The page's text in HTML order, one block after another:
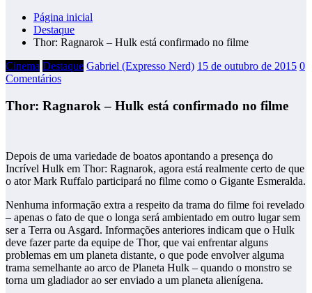
Página inicial
Destaque
Thor: Ragnarok – Hulk está confirmado no filme
Cinema Destaque Gabriel (Expresso Nerd) 15 de outubro de 2015 0
Comentários
Thor: Ragnarok – Hulk está confirmado no filme
Depois de uma variedade de boatos apontando a presença do
Incrível Hulk em Thor: Ragnarok, agora está realmente certo de que
o ator Mark Ruffalo participará no filme como o Gigante Esmeralda.
Nenhuma informação extra a respeito da trama do filme foi revelado
– apenas o fato de que o longa será ambientado em outro lugar sem
ser a Terra ou Asgard. Informações anteriores indicam que o Hulk
deve fazer parte da equipe de Thor, que vai enfrentar alguns
problemas em um planeta distante, o que pode envolver alguma
trama semelhante ao arco de Planeta Hulk – quando o monstro se
torna um gladiador ao ser enviado a um planeta alienígena.